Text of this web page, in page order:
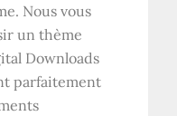
Nous vous
un thème
Downloads
parfaitement